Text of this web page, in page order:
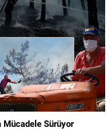
Mücadele Sürüyor